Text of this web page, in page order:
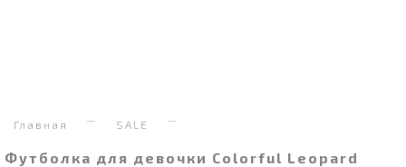
Главная SALE
Футболка для девочки Colorful Leopard